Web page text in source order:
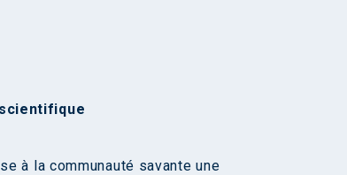
à la communauté savante une